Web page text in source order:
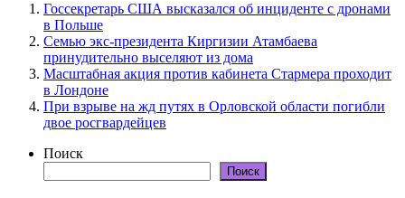
Госсекретарь США высказался об инциденте с дронами
в Польше
Семью экс-президента Киргизии Атамбаева
принудительно выселяют из дома
Масштабная акция против кабинета Стармера проходит
в Лондоне
При взрыве на жд путях в Орловской области погибли
двое росгвардейцев
Поиск
Поиск